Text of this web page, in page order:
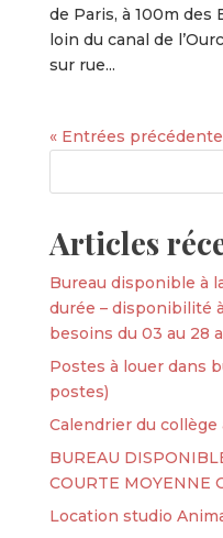
de Paris, à 100m
loin du canal de
sur rue...
« Entrées
Articles
Bureau disponible à
durée – disponibilité
besoins du 03 au 28
Postes à louer dans
postes)
Calendrier du collège
BUREAU
COURTE MOYENNE
Location studio